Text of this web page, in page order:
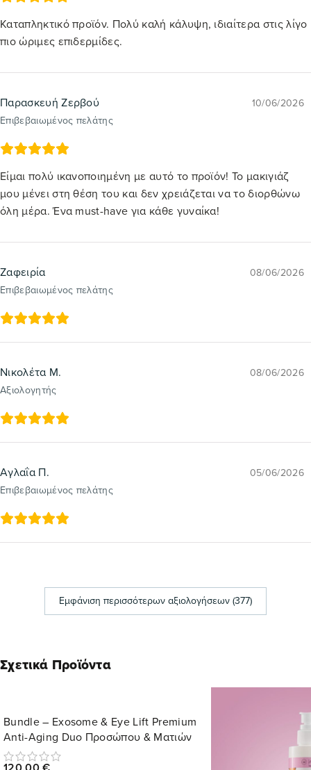
Καταπληκτικό προϊόν. Πολύ καλή κάλυψη, ιδιαίτερα στις λίγο
πιο ώριμες επιδερμίδες.
Παρασκευή Ζερβού
Επιβεβαιωμένος πελάτης
10/06/2026
Είμαι πολύ ικανοποιημένη με αυτό το προϊόν! Το μακιγιάζ
μου μένει στη θέση του και δεν χρειάζεται να το διορθώνω
όλη μέρα. Ένα must-have για κάθε γυναίκα!
Ζαφειρία
Επιβεβαιωμένος πελάτης
08/06/2026
Νικολέτα Μ.
Αξιολογητής
08/06/2026
Αγλαΐα Π.
Επιβεβαιωμένος πελάτης
05/06/2026
Εμφάνιση περισσότερων αξιολογήσεων (377)
Σχετικά Προϊόντα
Bundle – Exosome & Eye Lift Premium
Anti-Aging Duo Προσώπου & Ματιών